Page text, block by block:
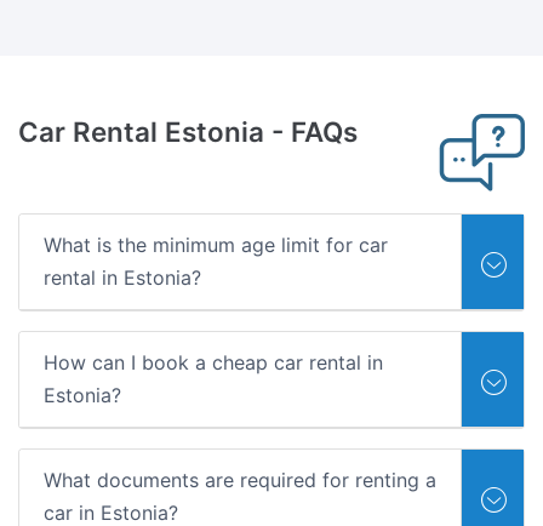
Car Rental Estonia - FAQs
What is the minimum age limit for car
rental in Estonia?
How can I book a cheap car rental in
Estonia?
What documents are required for renting a
car in Estonia?